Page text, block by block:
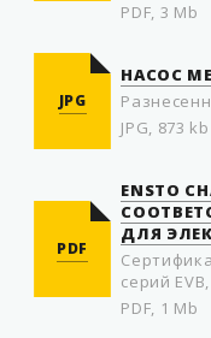
PDF, 3 Mb
JPG
НАСОС
JPG, 873 kb
PDF
ENSTO
ДЛЯ
серий EVB,
PDF, 1 Mb